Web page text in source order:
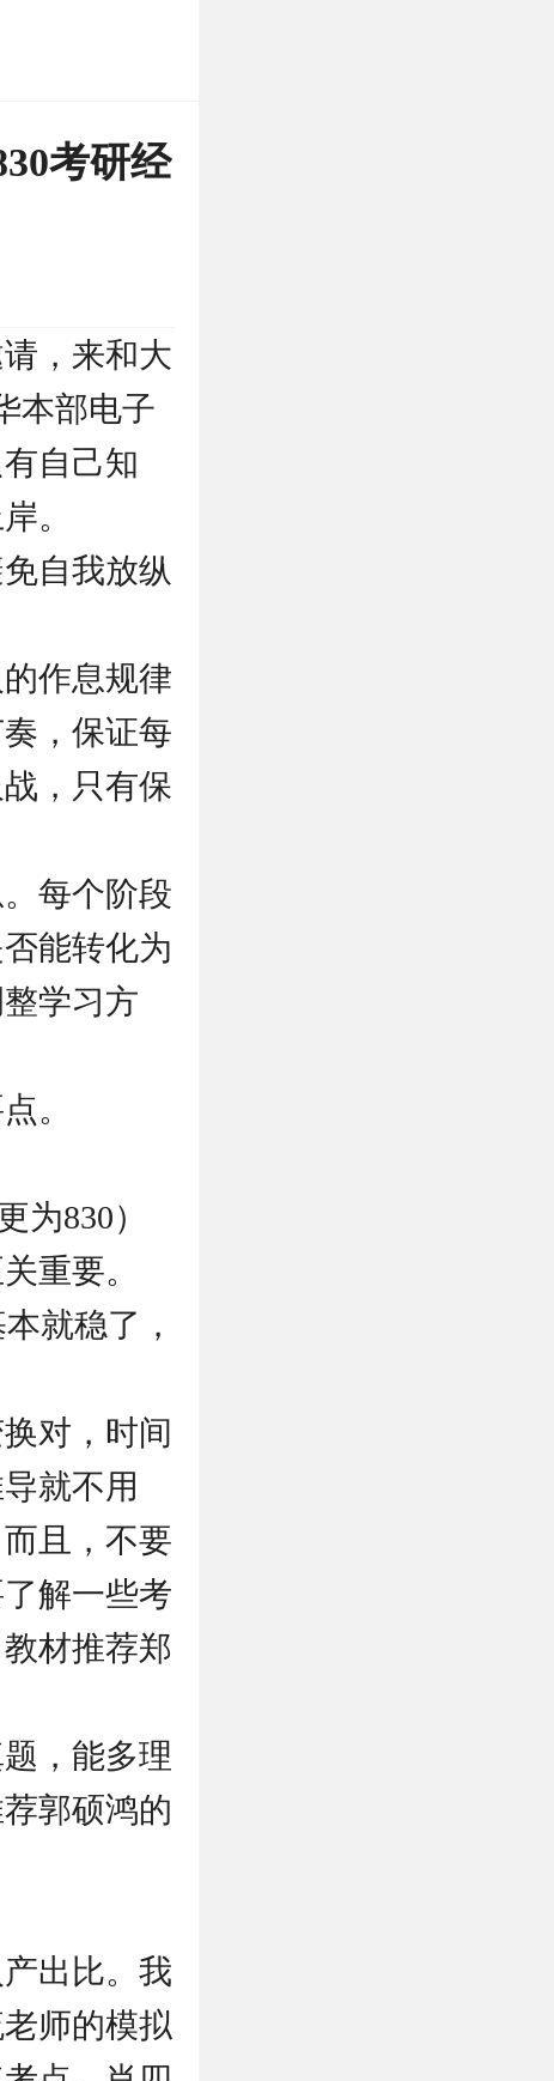
考研经
，来和大
本部电子
自己知
。
自我放纵
作息规律
，保证每
，只有保
每个阶段
能转化为
学习方
。
为830）
重要。
就稳了，
对，时间
就不用
且，不要
解一些考
材推荐郑
，能多理
郭硕鸿的
出比。我
师的模拟